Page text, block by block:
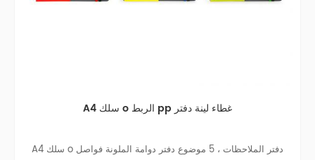
A4 سلك o الربط pp غطاء لينة دفتر
A4 سلك o دفتر الملاحظات ، 5 موضوع دفتر دوامة الملونة فواصل